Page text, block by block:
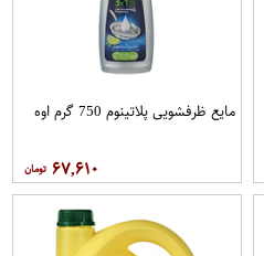
مایع ظرفشویی پلاتینوم 750 گرم اوه
۶۷,۶۱۰